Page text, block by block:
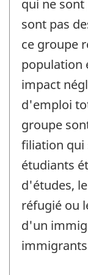
qui ne sont
sont pas
ce groupe
population
impact
d'emploi
groupe
filiation qui
étudiants
d'études,
réfugié ou
d'un